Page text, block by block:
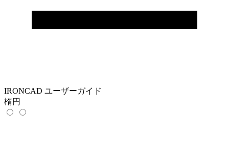
IRONCAD ユーザーガイド
楕円